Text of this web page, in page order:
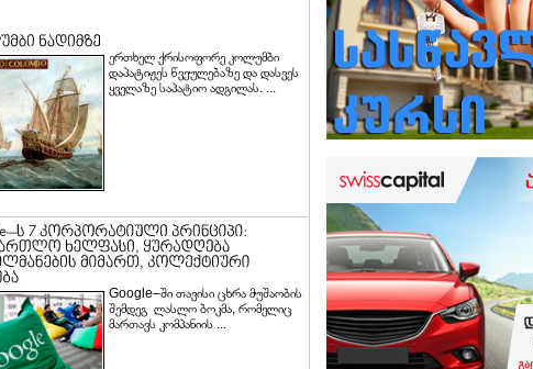
ერთხელ ქრისოფორე კოლუმბი
დაპატიჟეს წვეულებაზე და დასვეს
ყველაზე საპატიო ადგილას. ...
Google–ში თავისი ცხრა მუშაობის
შემდეგ ლასლო ბოკმა, რომელიც
მართავს კომპანიის ...